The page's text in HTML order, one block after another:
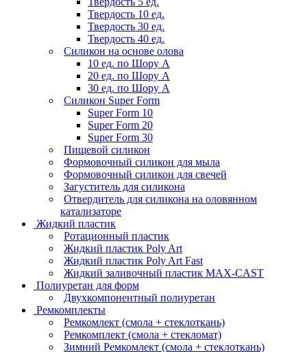
Твердость 10 ед.
Твердость 30 ед.
Твердость 40 ед.
Силикон на основе олова
10 ед. по Шору А
20 ед. по Шору А
30 ед. по Шору А
Силикон Super Form
Super Form 10
Super Form 20
Super Form 30
Пищевой силикон
Формовочный силикон для мыла
Формовочный силикон для свечей
Загуститель для силикона
Отвердитель для силикона на оловянном
катализаторе
Жидкий пластик
Ротационный пластик
Жидкий пластик Poly Art
Жидкий пластик Poly Art Fast
Жидкий заливочный пластик MAX-CAST
Полиуретан для форм
Двухкомпонентный полиуретан
Ремкомплекты
Ремкомлект (смола + стеклоткань)
Ремкомплект (смола + стекломат)
Зимний Ремкомлект (смола + стеклоткань)